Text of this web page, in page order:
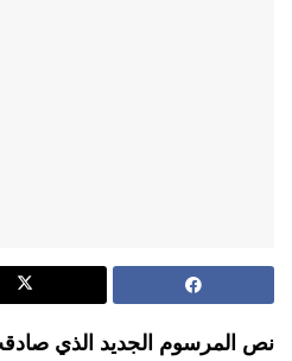
نص المرسوم الجديد الذي